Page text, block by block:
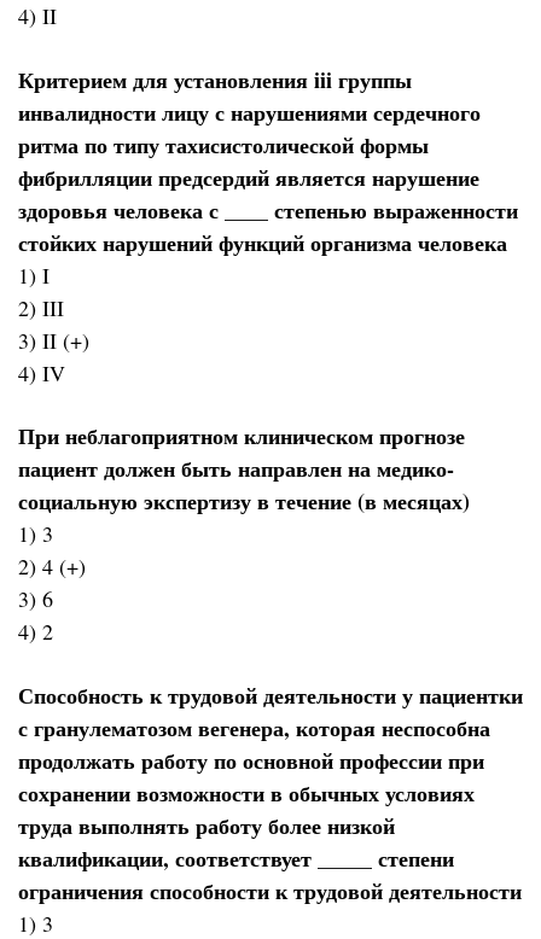
4) II
Критерием для установления iii группы
инвалидности лицу с нарушениями сердечного
ритма по типу тахисистолической формы
фибрилляции предсердий является нарушение
здоровья человека с ____ степенью выраженности
стойких нарушений функций организма человека
1) I
2) III
3) II (+)
4) IV
При неблагоприятном клиническом прогнозе
пациент должен быть направлен на медико-
социальную экспертизу в течение (в месяцах)
1) 3
2) 4 (+)
3) 6
4) 2
Способность к трудовой деятельности у пациентки
с гранулематозом вегенера, которая неспособна
продолжать работу по основной профессии при
сохранении возможности в обычных условиях
труда выполнять работу более низкой
квалификации, соответствует _____ степени
ограничения способности к трудовой деятельности
1) 3